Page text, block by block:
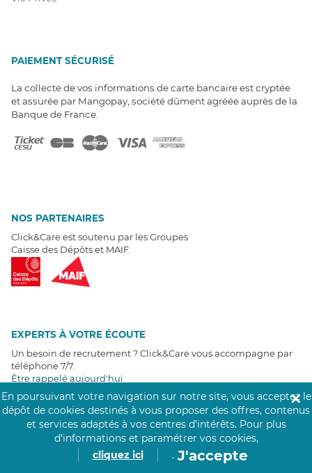
PAIEMENT SÉCURISÉ
La collecte de vos informations de carte bancaire est cryptée
et assurée par Mangopay, société dûment agréée auprès de la
Banque de France.
NOS PARTENAIRES
Click&Care est soutenu par les Groupes
Caisse des Dépôts et MAIF.
EXPERTS À VOTRE ÉCOUTE
Un besoin de recrutement ? Click&Care vous accompagne par
téléphone 7/7
Être rappelé aujourd'hui
TÉMOIGNAGES CLIENTS
4,6
Avis clientsrécoltés sur
En poursuivant votre navigation sur notre site, vous acceptez le
dépôt de cookies destinés à vous proposer des offres, contenus
et services adaptés à vos centres d’intérêts. Pour plus
d’informations et paramétrer vos cookies,
cliquez ici
. J'accepte
✕